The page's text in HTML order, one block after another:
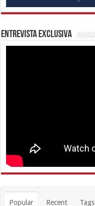
Entrevista Exclusiva
Popular Recent Tags